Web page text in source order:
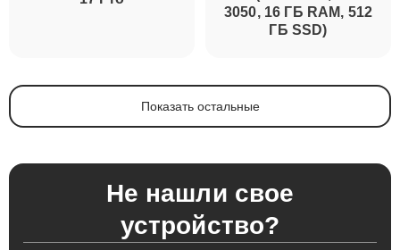
3050, 16 ГБ RAM, 512
ГБ SSD)
Показать остальные
Не нашли свое
устройство?